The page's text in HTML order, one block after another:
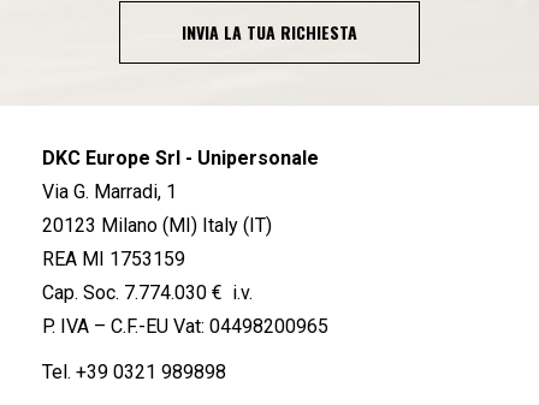
INVIA LA TUA RICHIESTA
DKC Europe Srl - Unipersonale
Via G. Marradi, 1
20123 Milano (MI) Italy (IT)
REA MI 1753159
Cap. Soc. 7.774.030 € i.v.
P. IVA – C.F.-EU Vat: 04498200965
Tel. +39 0321 989898